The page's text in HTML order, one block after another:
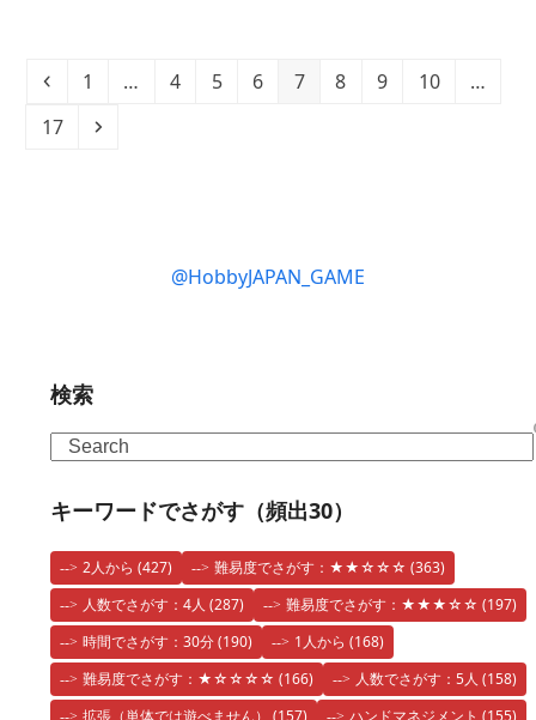
Previous
Page
1 … Page
4 Page
5 Page
6 Page
7 Page
8 Page
9 Page
10
…
Page
17 Next
@HobbyJAPAN_GAME
検索
Search
キーワードでさがす（頻出30）
2人から (427) 難易度でさがす：★★☆☆☆ (363)
人数でさがす：4人 (287) 難易度でさがす：★★★☆☆ (197)
時間でさがす：30分(190) 1人から (168)
難易度でさがす：★☆☆☆☆ (166) 人数でさがす：5人 (158)
拡張（単体では遊べません） (157) ハンドマネジメント (155)